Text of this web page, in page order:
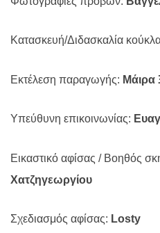
Κατασκευή/Διδασκαλία
Εκτέλεση παραγωγής: Μάιρα
Υπεύθυνη επικοινωνίας:
Εικαστικό αφίσας / Βοηθός
Χατζηγεωργίου
Σχεδιασμός αφίσας: Losty